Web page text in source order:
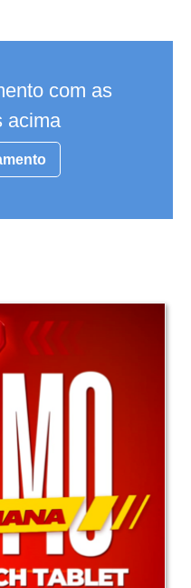
com as
acima